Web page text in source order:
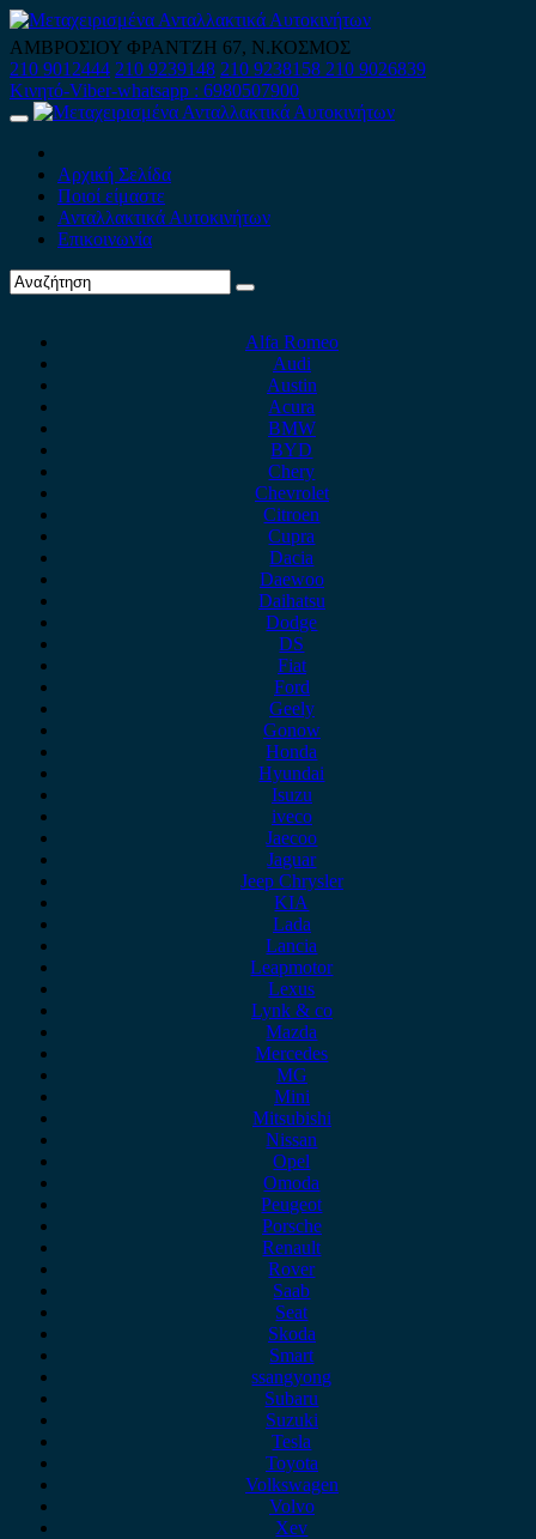
Skip
to
content
ΑΜΒΡΟΣΙΟΥ ΦΡΑΝΤΖΗ 67, Ν.ΚΟΣΜΟΣ
210 9012444 210 9239148 210 9238158 210 9026839
Κινητό-Viber-whatsapp : 6980507900
Primary
Αρχική Σελίδα
Ποιοί είμαστε
Ανταλλακτικά Αυτοκινήτων
Επικοινωνία
Alfa Romeo
Audi
Austin
Acura
BMW
BYD
Chery
Chevrolet
Citroen
Cupra
Dacia
Daewoo
Daihatsu
Dodge
DS
Fiat
Ford
Geely
Gonow
Honda
Hyundai
Isuzu
iveco
Jaecoo
Jaguar
Jeep Chrysler
KIA
Lada
Lancia
Leapmotor
Lexus
Lynk & co
Mazda
Mercedes
MG
Mini
Mitsubishi
Nissan
Opel
Omoda
Peugeot
Porsche
Renault
Rover
Saab
Seat
Skoda
Smart
ssangyong
Subaru
Suzuki
Tesla
Toyota
Volkswagen
Volvo
Xev